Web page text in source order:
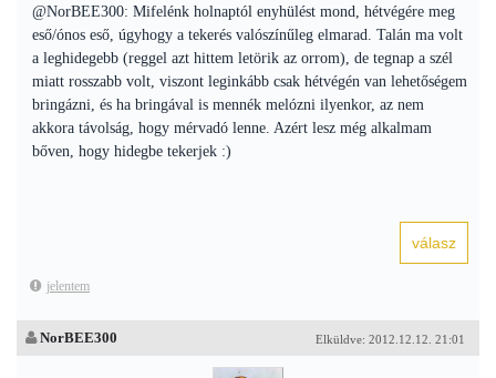
@NorBEE300: Mifelénk holnaptól enyhülést mond, hétvégére meg
eső/ónos eső, úgyhogy a tekerés valószínűleg elmarad. Talán ma volt
a leghidegebb (reggel azt hittem letörik az orrom), de tegnap a szél
miatt rosszabb volt, viszont leginkább csak hétvégén van lehetőségem
bringázni, és ha bringával is mennék melózni ilyenkor, az nem
akkora távolság, hogy mérvadó lenne. Azért lesz még alkalmam
bőven, hogy hidegbe tekerjek :)
jelentem
Elküldve: 2012.12.12. 21:01
NorBEE300